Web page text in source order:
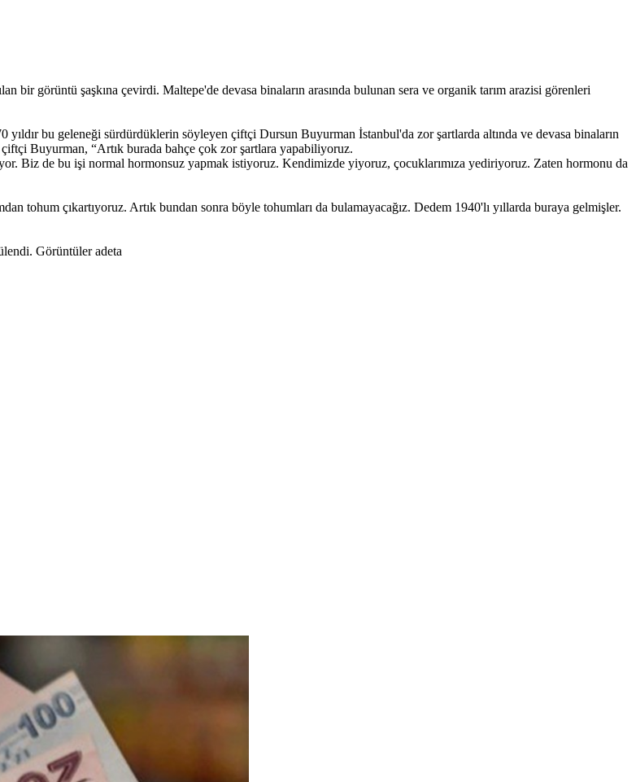
bir görüntü şaşkına çevirdi. Maltepe'de devasa binaların arasında bulunan sera ve organik tarım arazisi görenleri
bu geleneği sürdürdüklerin söyleyen çiftçi Dursun Buyurman İstanbul'da zor şartlarda altında ve devasa binaların
Buyurman, “Artık burada bahçe çok zor şartlara yapabiliyoruz.
Biz de bu işi normal hormonsuz yapmak istiyoruz. Kendimizde yiyoruz, çocuklarımıza yediriyoruz. Zaten hormonu da
tohum çıkartıyoruz. Artık bundan sonra böyle tohumları da bulamayacağız. Dedem 1940'lı yıllarda buraya gelmişler.
Görüntüler adeta